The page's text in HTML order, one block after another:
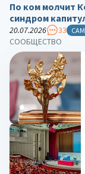
СООБЩЕСТВО
По ком молчит
синдром
20.07.2026 33